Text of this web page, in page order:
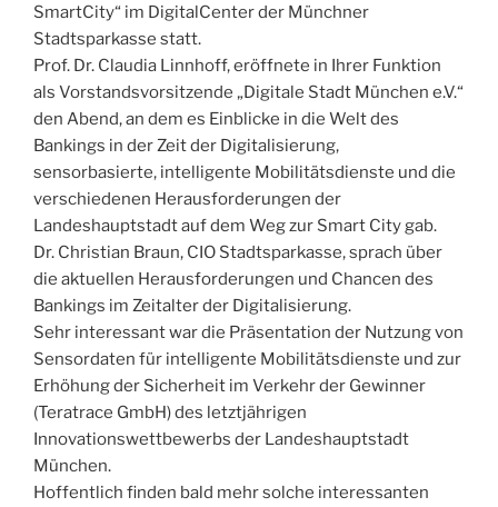
SmartCity“ im DigitalCenter der Münchner
Stadtsparkasse statt.
Prof. Dr. Claudia Linnhoff, eröffnete in Ihrer Funktion
als Vorstandsvorsitzende „Digitale Stadt München e.V.“
den Abend, an dem es Einblicke in die Welt des
Bankings in der Zeit der Digitalisierung,
sensorbasierte, intelligente Mobilitätsdienste und die
verschiedenen Herausforderungen der
Landeshauptstadt auf dem Weg zur Smart City gab.
Dr. Christian Braun, CIO Stadtsparkasse, sprach über
die aktuellen Herausforderungen und Chancen des
Bankings im Zeitalter der Digitalisierung.
Sehr interessant war die Präsentation der Nutzung von
Sensordaten für intelligente Mobilitätsdienste und zur
Erhöhung der Sicherheit im Verkehr der Gewinner
(Teratrace GmbH) des letztjährigen
Innovationswettbewerbs der Landeshauptstadt
München.
Hoffentlich finden bald mehr solche interessanten